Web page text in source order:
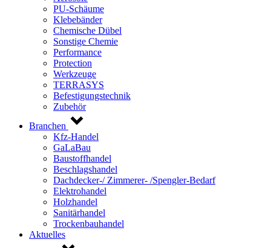
PU-Schäume
Klebebänder
Chemische Dübel
Sonstige Chemie
Performance
Protection
Werkzeuge
TERRASYS
Befestigungstechnik
Zubehör
Branchen
Kfz-Handel
GaLaBau
Baustoffhandel
Beschlagshandel
Dachdecker-/ Zimmerer- /Spengler-Bedarf
Elektrohandel
Holzhandel
Sanitärhandel
Trockenbauhandel
Aktuelles